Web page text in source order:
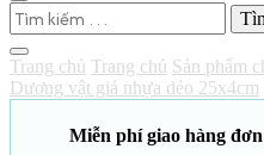
Tìm
kiếm
cho:
Trang chủ Trang chủ Sản phẩm
Dương vật giả nhựa dẻo 25x4cm
Miễn phí giao hàng